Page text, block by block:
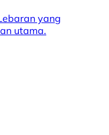
yang
utama.